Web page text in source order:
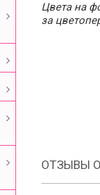
Цвета на
за
ОТЗЫВЫ